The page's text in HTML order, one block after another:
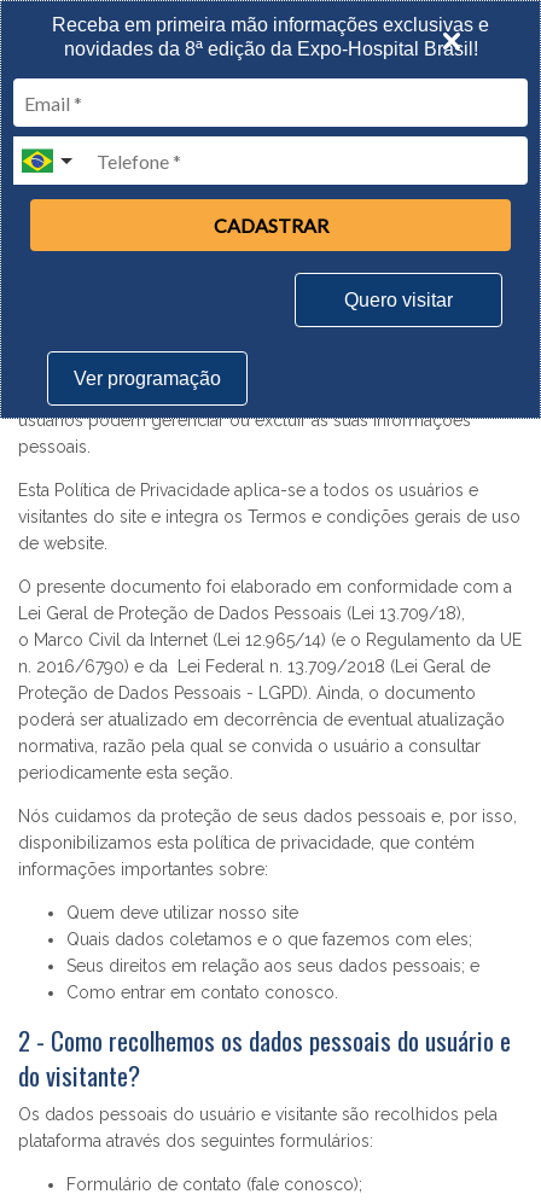
Receba em primeira mão informações exclusivas e
novidades da 8ª edição da Expo-Hospital Brasil!
CADASTRAR
Quero visitar
Ver programação
11 A 13 AGOSTO | 2026
Expominas/Belo Horizonte
Política de privacidade
1 - Informações gerais
pessoais dos usuários e visitantes do site, com a finalidade de
esclarecer a todos interessados sobre os tipos de dados que
são coletados, os motivos da coleta e a forma como os
usuários podem gerenciar ou excluir as suas informações
pessoais.
Esta Política de Privacidade aplica-se a todos os usuários e
visitantes do site e integra os Termos e condições gerais de uso
de website.
O presente documento foi elaborado em conformidade com a
Lei Geral de Proteção de Dados Pessoais (Lei 13.709/18),
o Marco Civil da Internet (Lei 12.965/14) (e o Regulamento da UE
n. 2016/6790) e da Lei Federal n. 13.709/2018 (Lei Geral de
Proteção de Dados Pessoais - LGPD). Ainda, o documento
poderá ser atualizado em decorrência de eventual atualização
normativa, razão pela qual se convida o usuário a consultar
periodicamente esta seção.
Nós cuidamos da proteção de seus dados pessoais e, por isso,
disponibilizamos esta política de privacidade, que contém
informações importantes sobre:
Quem deve utilizar nosso site
Quais dados coletamos e o que fazemos com eles;
Seus direitos em relação aos seus dados pessoais; e
Como entrar em contato conosco.
2 - Como recolhemos os dados pessoais do usuário e
do visitante?
Os dados pessoais do usuário e visitante são recolhidos pela
plataforma através dos seguintes formulários:
Formulário de contato (fale conosco);